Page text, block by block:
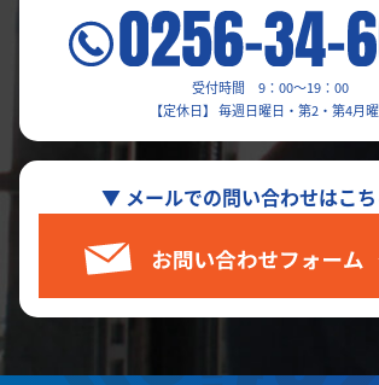
受付時間 9：00～19：00
【定休日】 毎週日曜日・第2・第4月
▼ メールでの問い合わせはこ